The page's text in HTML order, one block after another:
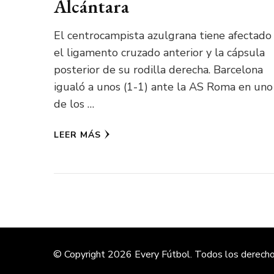
Alcántara
El centrocampista azulgrana tiene afectado
el ligamento cruzado anterior y la cápsula
posterior de su rodilla derecha. Barcelona
igualó a unos (1-1) ante la AS Roma en uno
de los …
LEER MÁS
© Copyright 2026 Every Fútbol. Todos los